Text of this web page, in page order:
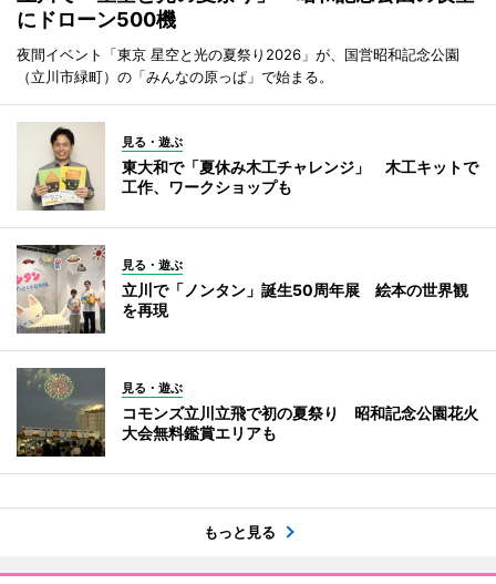
にドローン500機
夜間イベント「東京 星空と光の夏祭り2026」が、国営昭和記念公園
（立川市緑町）の「みんなの原っぱ」で始まる。
見る・遊ぶ
東大和で「夏休み木工チャレンジ」 木工キットで
工作、ワークショップも
見る・遊ぶ
立川で「ノンタン」誕生50周年展 絵本の世界観
を再現
見る・遊ぶ
コモンズ立川立飛で初の夏祭り 昭和記念公園花火
大会無料鑑賞エリアも
もっと見る